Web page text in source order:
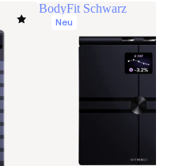
BodyFit Schwarz
Neu